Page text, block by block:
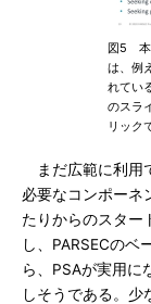
図5 本
は、例
れてい
のスラ
リック
まだ広範に利用
必要なコンポーネ
たりからのスター
し、PARSECの
ら、PSAが実用に
しそうである。少